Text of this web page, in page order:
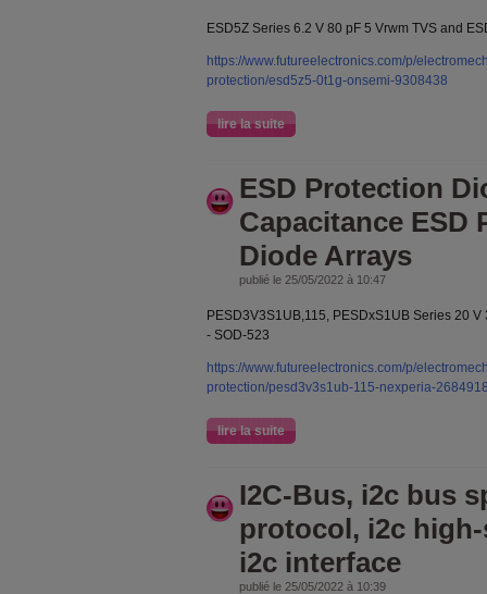
ESD5Z Series 6.2 V 80 pF 5 Vrwm TVS and
https://www.futureelectronics.com/p/
protection/esd5z5-0t1g-onsemi-9308438
lire la suite
ESD Protection
Capacitance ESD
Diode Arrays
publié le 25/05/2022 à 10:47
PESD3V3S1UB,115, PESDxS1UB Series 20
- SOD-523
https://www.futureelectronics.com/p/
protection/pesd3v3s1ub-115-nexperia-
lire la suite
I2C-Bus, i2c bus
protocol, i2c
i2c interface
publié le 25/05/2022 à 10:39